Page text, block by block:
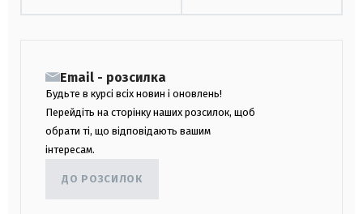
Email - розсилка
Будьте в курсі всіх новин і оновлень!
Перейдіть на сторінку наших розсилок, щоб
обрати ті, що відповідають вашим
інтересам.
ДО РОЗСИЛОК